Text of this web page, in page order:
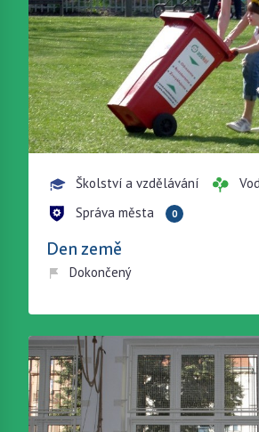
Školství a vzdělávání
Správa města
0
Den země
Dokončený